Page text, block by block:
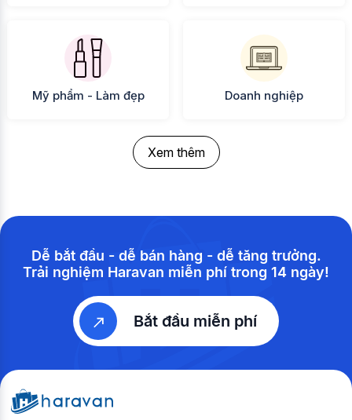
Mỹ phẩm - Làm đẹp Doanh nghiệp
Xem thêm
Dễ bắt đầu - dễ bán hàng - dễ tăng trưởng.
Trải nghiệm Haravan miễn phí trong 14 ngày!
Bắt đầu miễn phí